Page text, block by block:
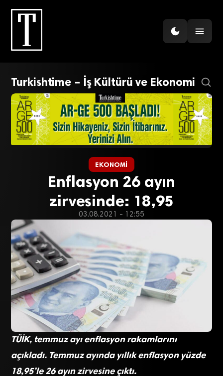
Turkishtime – İş Kültürü ve Ekonomi
EKONOMI
Enflasyon 26 ayın
zirvesinde: 18,95
03.08.2021 - 12:55
TÜİK, temmuz ayı enflasyon rakamlarını
açıkladı. Temmuz ayında yıllık enflasyon yüzde
18,95’le 26 ayın zirvesine çıktı.